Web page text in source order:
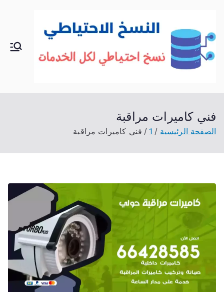
المحتوى
الك
خدمات
تركيب
اثاث
فني كاميرات مراقبة
الصفحة الرئيسية 1 فني كاميرات مراقبة